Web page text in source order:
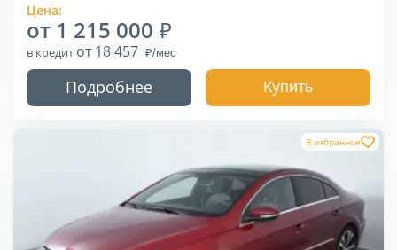
Цена:
от 1 215 000
в кредит от 18 457
Подробнее Купить
В избранное